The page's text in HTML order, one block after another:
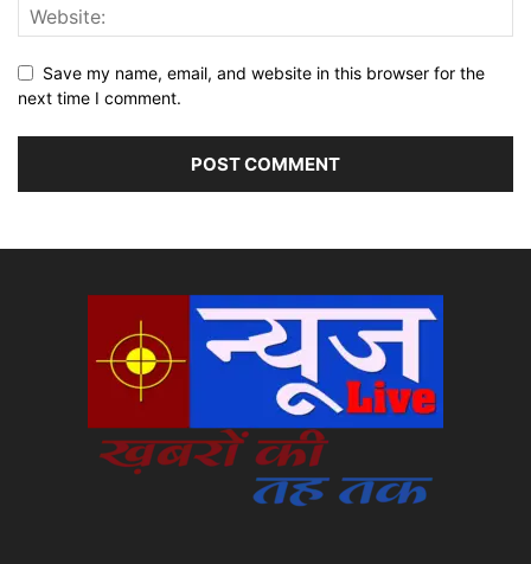
Save my name, email, and website in this browser for the
next time I comment.